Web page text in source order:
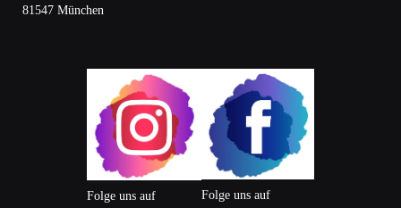
81547 München
Folge uns auf
Folge uns auf